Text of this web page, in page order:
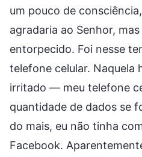
um pouco de
agradaria ao Senhor,
entorpecido. Foi nesse
telefone celular. Naquela
irritado — meu telefone
quantidade de dados se
do mais, eu não tinha
Facebook.